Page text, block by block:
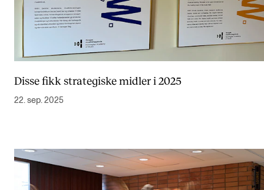
Disse fikk strategiske midler i 2025
22. sep. 2025